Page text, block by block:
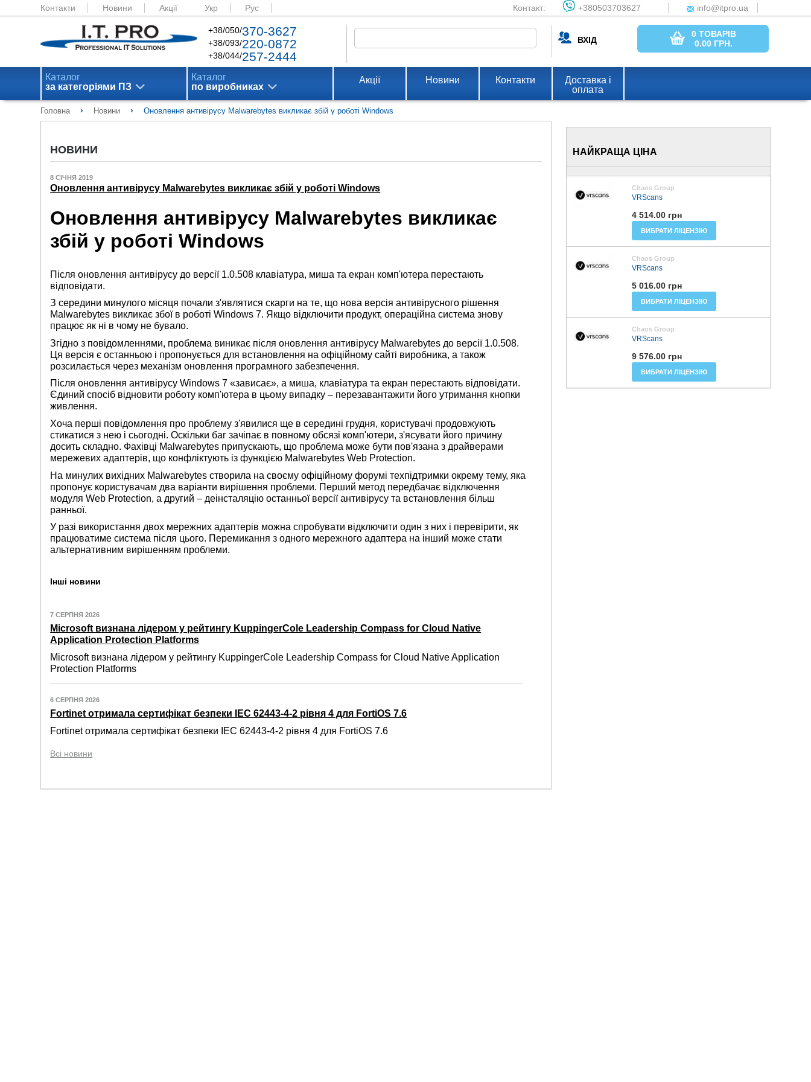
Контакти Новини Акції Укр Рус Контакт: +380503703627 info@itpro.ua
+38/050/370-3627
+38/093/220-0872
+38/044/257-2444
ВХІД
0 ТОВАРІВ
0.00 ГРН.
Каталог
за категоріями ПЗ
Каталог
по виробниках
Акції Новини Контакти
Доставка і
оплата
Головна › Новини › Оновлення антивірусу Malwarebytes викликає збій у роботі Windows
НОВИНИ
8 СІЧНЯ 2019
Оновлення антивірусу Malwarebytes викликає збій у роботі Windows
Оновлення антивірусу Malwarebytes викликає
збій у роботі Windows
Після оновлення антивірусу до версії 1.0.508 клавіатура, миша та екран комп'ютера перестають
відповідати.
З середини минулого місяця почали з'являтися скарги на те, що нова версія антивірусного рішення
Malwarebytes викликає збої в роботі Windows 7. Якщо відключити продукт, операційна система знову
працює як ні в чому не бувало.
Згідно з повідомленнями, проблема виникає після оновлення антивірусу Malwarebytes до версії 1.0.508.
Ця версія є останньою і пропонується для встановлення на офіційному сайті виробника, а також
розсилається через механізм оновлення програмного забезпечення.
Після оновлення антивірусу Windows 7 «зависає», а миша, клавіатура та екран перестають відповідати.
Єдиний спосіб відновити роботу комп'ютера в цьому випадку – перезавантажити його утримання кнопки
живлення.
Хоча перші повідомлення про проблему з'явилися ще в середині грудня, користувачі продовжують
стикатися з нею і сьогодні. Оскільки баг зачіпає в повному обсязі комп'ютери, з'ясувати його причину
досить складно. Фахівці Malwarebytes припускають, що проблема може бути пов'язана з драйверами
мережевих адаптерів, що конфліктують із функцією Malwarebytes Web Protection.
На минулих вихідних Malwarebytes створила на своєму офіційному форумі техпідтримки окрему тему, яка
пропонує користувачам два варіанти вирішення проблеми. Перший метод передбачає відключення
модуля Web Protection, а другий – деінсталяцію останньої версії антивірусу та встановлення більш
ранньої.
У разі використання двох мережних адаптерів можна спробувати відключити один з них і перевірити, як
працюватиме система після цього. Перемикання з одного мережного адаптера на інший може стати
альтернативним вирішенням проблеми.
Інші новини
7 СЕРПНЯ 2026
Microsoft визнана лідером у рейтингу KuppingerCole Leadership Compass for Cloud Native
Application Protection Platforms
Microsoft визнана лідером у рейтингу KuppingerCole Leadership Compass for Cloud Native Application
Protection Platforms
6 СЕРПНЯ 2026
Fortinet отримала сертифікат безпеки IEC 62443-4-2 рівня 4 для FortiOS 7.6
Fortinet отримала сертифікат безпеки IEC 62443-4-2 рівня 4 для FortiOS 7.6
Всі новини
НАЙКРАЩА ЦІНА
Chaos Group
VRScans
4 514.00 грн
ВИБРАТИ ЛІЦЕНЗІЮ
Chaos Group
VRScans
5 016.00 грн
ВИБРАТИ ЛІЦЕНЗІЮ
Chaos Group
VRScans
9 576.00 грн
ВИБРАТИ ЛІЦЕНЗІЮ